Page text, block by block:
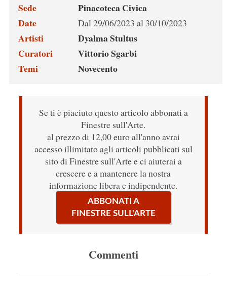
Sede
Pinacoteca Civica
Date
Dal 29/06/2023 al 30/10/2023
Artisti
Dyalma Stultus
Curatori
Vittorio Sgarbi
Temi
Novecento
Se ti è piaciuto questo articolo abbonati a
Finestre sull'Arte.
al prezzo di 12,00 euro all'anno avrai
accesso illimitato agli articoli pubblicati sul
sito di Finestre sull'Arte e ci aiuterai a
crescere e a mantenere la nostra
informazione libera e indipendente.
ABBONATI A
FINESTRE SULL'ARTE
Commenti